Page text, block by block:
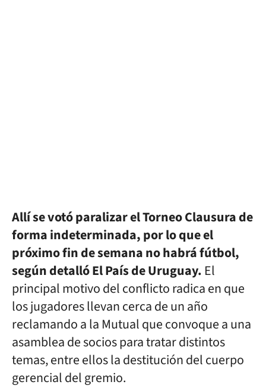
Allí se votó paralizar el Torneo Clausura de
forma indeterminada, por lo que el
próximo fin de semana no habrá fútbol,
según detalló El País de Uruguay. El
principal motivo del conflicto radica en que
los jugadores llevan cerca de un año
reclamando a la Mutual que convoque a una
asamblea de socios para tratar distintos
temas, entre ellos la destitución del cuerpo
gerencial del gremio.